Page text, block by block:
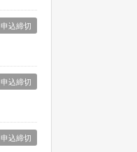
申込締切
申込締切
申込締切